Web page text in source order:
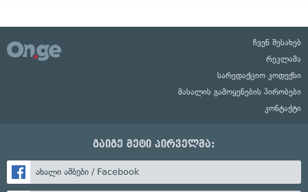
ჩვენ შესახებ
რეკლამა
სარედაქციო კოდექსი
მასალის გამოყენების პირობები
კონტაქტი
გაიგე მეტი პირველმა:
ახალი ამბები / Facebook